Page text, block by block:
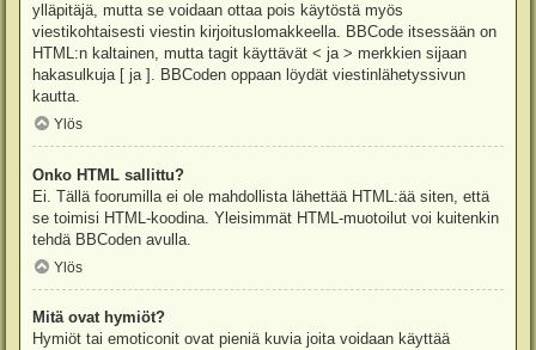
ylläpitäjä, mutta se voidaan ottaa pois käytöstä myös
viestikohtaisesti viestin kirjoituslomakkeella. BBCode itsessään on
HTML:n kaltainen, mutta tagit käyttävät < ja > merkkien sijaan
hakasulkuja [ ja ]. BBCoden oppaan löydät viestinlähetyssivun
kautta.
Ylös
Onko HTML sallittu?
Ei. Tällä foorumilla ei ole mahdollista lähettää HTML:ää siten, että
se toimisi HTML-koodina. Yleisimmät HTML-muotoilut voi kuitenkin
tehdä BBCoden avulla.
Ylös
Mitä ovat hymiöt?
Hymiöt tai emoticonit ovat pieniä kuvia joita voidaan käyttää